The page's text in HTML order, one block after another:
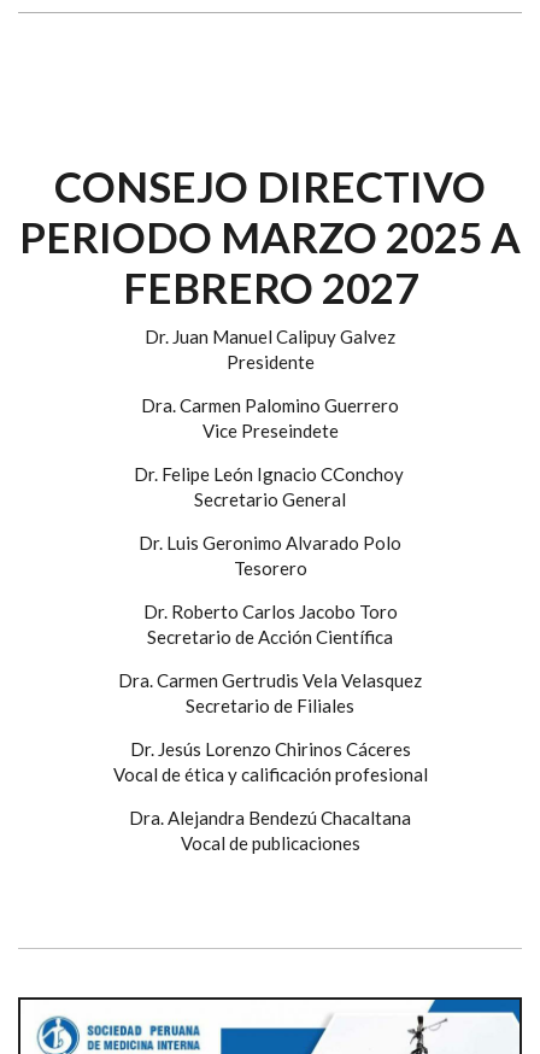
CONSEJO DIRECTIVO
PERIODO MARZO 2025 A
FEBRERO 2027
Dr. Juan Manuel Calipuy Galvez
Presidente
Dra. Carmen Palomino Guerrero
Vice Preseindete
Dr. Felipe León Ignacio CConchoy
Secretario General
Dr. Luis Geronimo Alvarado Polo
Tesorero
Dr. Roberto Carlos Jacobo Toro
Secretario de Acción Científica
Dra. Carmen Gertrudis Vela Velasquez
Secretario de Filiales
Dr. Jesús Lorenzo Chirinos Cáceres
Vocal de ética y calificación profesional
Dra. Alejandra Bendezú Chacaltana
Vocal de publicaciones